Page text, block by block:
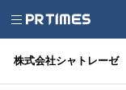
株式会社シャトレーゼ